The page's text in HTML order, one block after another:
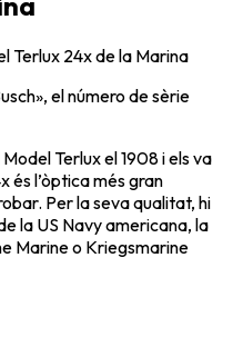
Terlux 24x de la Marina
el número de sèrie
Terlux el 1908 i els va
és l’òptica més gran
Per la seva qualitat, hi
la US Navy americana, la
Marine o Kriegsmarine